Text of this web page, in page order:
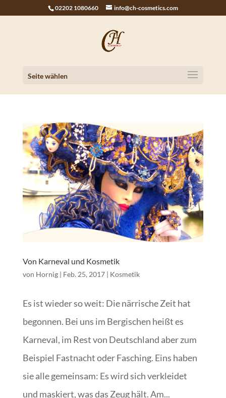
02202 1080660 info@ch-cosmetics.com
Seite wählen
Von Karneval und Kosmetik
von Hornig| Feb. 25, 2017| Kosmetik
Es ist wieder so weit: Die närrische Zeit hat
begonnen. Bei uns im Bergischen heißt es
Karneval, im Rest von Deutschland aber zum
Beispiel Fastnacht oder Fasching. Eins haben
sie alle gemeinsam: Es wird sich verkleidet
und maskiert, was das Zeug hält. Am...